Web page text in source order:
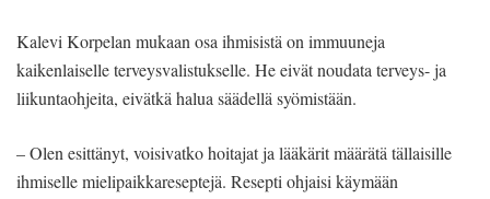
Kalevi Korpelan mukaan osa ihmisistä on immuuneja
kaikenlaiselle terveysvalistukselle. He eivät noudata terveys- ja
liikuntaohjeita, eivätkä halua säädellä syömistään.
– Olen esittänyt, voisivatko hoitajat ja lääkärit määrätä tällaisille
ihmiselle mielipaikkareseptejä. Resepti ohjaisi käymään